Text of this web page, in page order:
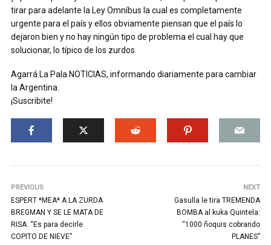
tirar para adelante la Ley Omníbus la cual es completamente
urgente para el país y ellos obviamente piensan que el país lo
dejaron bien y no hay ningún tipo de problema el cual hay que
solucionar, lo típico de los zurdos
Agarrá La Pala NOTICIAS, informando diariamente para cambiar
la Argentina.
¡Suscribite!
PREVIOUS
ESPERT *MEA* A LA ZURDA
BREGMAN Y SE LE MATA DE
RISA: “Es para decirle
COPITO DE NIEVE”
NEXT
Gasulla le tira TREMENDA
BOMBA al kuka Quintela:
“1000 ñoquis cobrando
PLANES”